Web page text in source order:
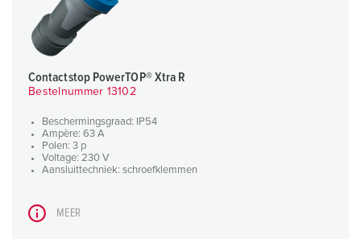
Contactstop PowerTOP® Xtra R
Bestelnummer 13102
Beschermingsgraad: IP54
Ampère: 63 A
Polen: 3 p
Voltage: 230 V
Aansluittechniek: schroefklemmen
MEER